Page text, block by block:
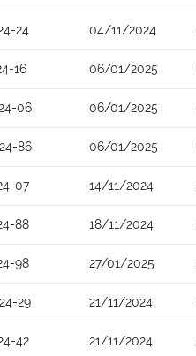
24 04/11/2024
16 06/01/2025
06 06/01/2025
86 06/01/2025
07 14/11/2024
88 18/11/2024
98 27/01/2025
29 21/11/2024
42 21/11/2024